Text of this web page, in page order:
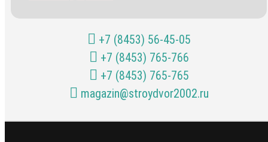
+7 (8453) 56-45-05
+7 (8453) 765-766
+7 (8453) 765-765
magazin@stroydvor2002.ru